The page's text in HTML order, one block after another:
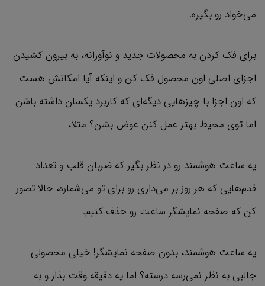
می‌خواد رو بگیره.
برای فک کردن به محصولات جدید و نوآورانه، به بیرون کشیدن
اجزای اصلی اون محصول فک کن و اینکه آیا امکانش هست
که اون اجزا با چیزهایی دیگه‌ای که کاربرد یکسان داشته باشن
اما توی محیط بهتر عمل کنن عوض بشن؟‌ مثلا،
یه ساعت هوشمند رو در نظر بگیر که ضربان قلب و تعداد
قدم‌هایی که هر روز بر می‌داری رو برای تو می‌شماره، حالا تصور
کن که صفحه نمایشگر ساعت رو حذف کنیم.
یه ساعت هوشمند، بدون صفحه نمایشگر! خیلی محصولی
جالبی به نظر نمی‌رسه درسته؟ اما یه دقیقه وقت بذار و به